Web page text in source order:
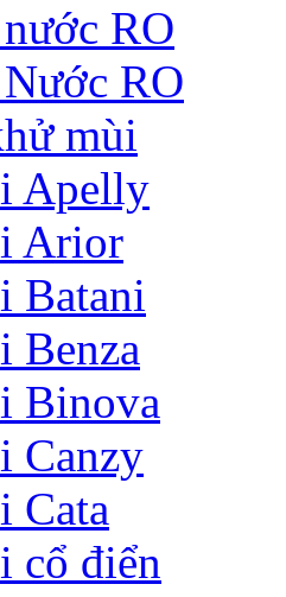
RO
RO
mùi
Apelly
Arior
Batani
Benza
Binova
Canzy
Cata
cổ điển